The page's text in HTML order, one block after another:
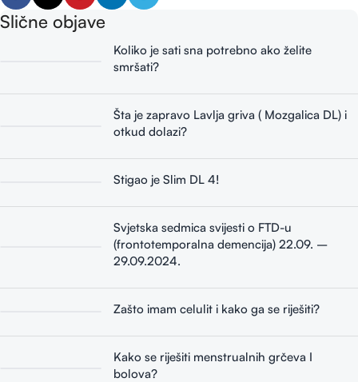
Slične objave
Koliko je sati sna potrebno ako želite
smršati?
Šta je zapravo Lavlja griva ( Mozgalica DL) i
otkud dolazi?
Stigao je Slim DL 4!
Svjetska sedmica svijesti o FTD-u
(frontotemporalna demencija) 22.09. –
29.09.2024.
Zašto imam celulit i kako ga se riješiti?
Kako se riješiti menstrualnih grčeva I
bolova?